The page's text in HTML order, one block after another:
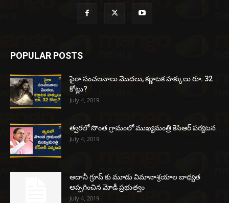
POPULAR POSTS
సైరా సంచలనాలు మొదలు, కర్ణాటక హక్కులు రూ. 32
కోట్లు?
July 4, 2019
త్వరలో సొంత గ్రామంలో ముఖ్యమంత్రి కెసిఆర్ పర్యటన
July 4, 2019
అదానీ గ్రూప్ కు మూడు విమానాశ్రయాల బాధ్యత
అప్పగించిన మోడీ ప్రభుత్వం
July 4, 2019